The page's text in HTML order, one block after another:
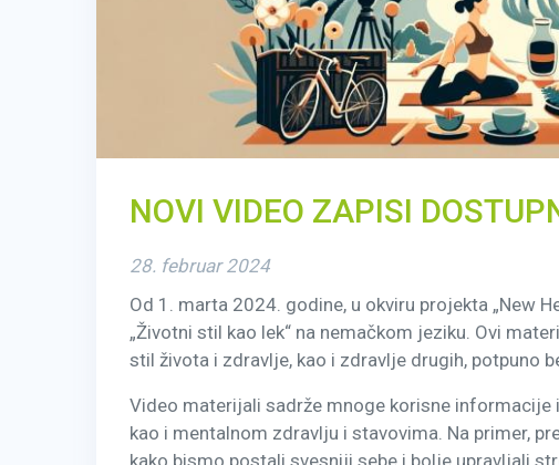
NOVI VIDEO ZAPISI
28. februar 2024
Od 1. marta 2024. godine, u okviru projekta „New
„Životni stil kao lek“ na nemačkom jeziku. Ovi
stil života i zdravlje, kao i zdravlje drugih, potpuno
Video materijali sadrže mnoge korisne
kao i mentalnom zdravlju i stavovima. Na primer,
kako bismo postali svesniji sebe i bolje upravljali